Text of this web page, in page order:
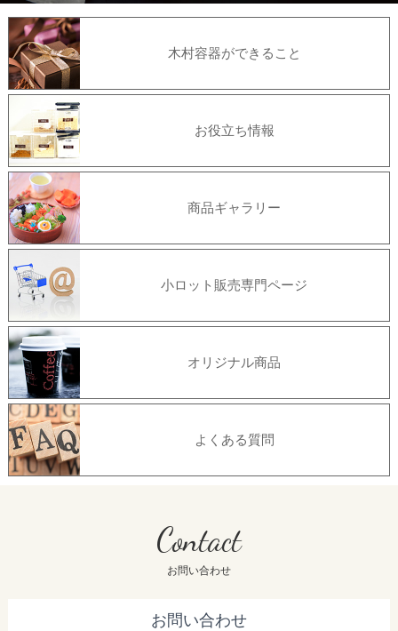
木村容器ができること
お役立ち情報
商品ギャラリー
小ロット販売専門ページ
オリジナル商品
よくある質問
Contact
お問い合わせ
お問い合わせ